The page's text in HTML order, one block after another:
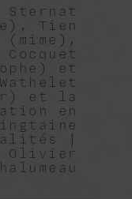
Sternat
Tien
(mime),
Cocquet
et
et la
en
|
Olivier